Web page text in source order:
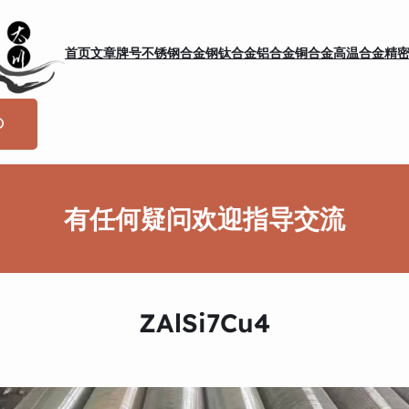
首页文章牌号不锈钢合金钢钛合金铝合金铜合金高温合金精
有任何疑问欢迎指导交流
ZAlSi7Cu4